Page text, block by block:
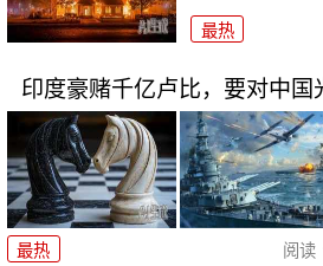
最热
印度豪赌千亿卢比，要对中国
最热 阅读